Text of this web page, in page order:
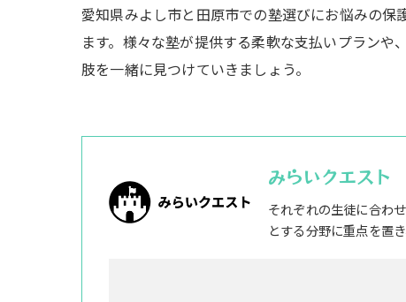
愛知県みよし市と田原市での塾選びにお悩みの
ます。様々な塾が提供する柔軟な支払いプラン
肢を一緒に見つけていきましょう。
みらいクエスト
それぞれの生徒に合わ
とする分野に重点を置